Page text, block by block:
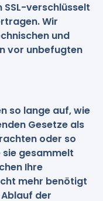
verschlüsselt
Wir
und
vor unbefugten
so lange auf, wie
Gesetze als
oder so
sie gesammelt
Ihre
mehr benötigt
der